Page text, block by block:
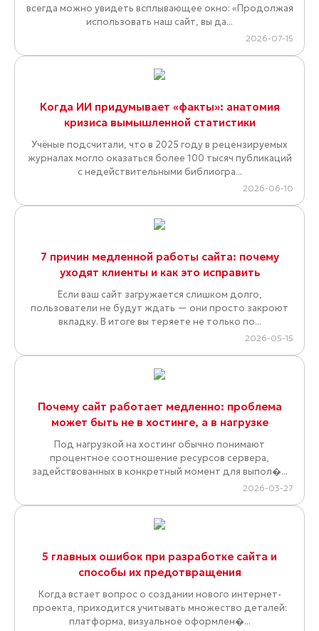
всегда можно увидеть всплывающее окно: «Продолжая
использовать наш сайт, вы да...
2026-07-15
Когда ИИ придумывает «факты»: анатомия
кризиса вымышленной статистики
Учёные подсчитали, что в 2025 году в рецензируемых
журналах могло оказаться более 100 тысяч публикаций
с недействительными библиогра...
2026-06-10
7 причин медленной работы сайта: почему
уходят клиенты и как это исправить
Если ваш сайт загружается слишком долго,
пользователи не будут ждать — они просто закроют
вкладку. В итоге вы теряете не только по...
2026-05-15
Почему сайт работает медленно: проблема
может быть не в хостинге, а в нагрузке
Под нагрузкой на хостинг обычно понимают
процентное соотношение ресурсов сервера,
задействованных в конкретный момент для выпол�...
2026-03-27
5 главных ошибок при разработке сайта и
способы их предотвращения
Когда встает вопрос о создании нового интернет-
проекта, приходится учитывать множество деталей:
платформа, визуальное оформлен�...